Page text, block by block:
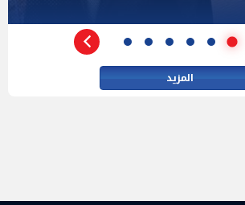
المزيد